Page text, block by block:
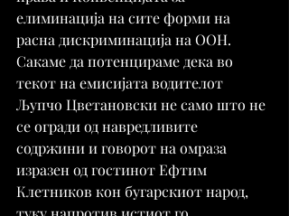
елиминација на сите форми на
расна дискриминација на ООН.
Сакаме да потенцираме дека во
текот на емисијата водителот
Љупчо Цветановски не само што не
се огради од навредливите
содржини и говорот на омраза
изразен од гостинот Ефтим
Клетников кон бугарскиот народ,